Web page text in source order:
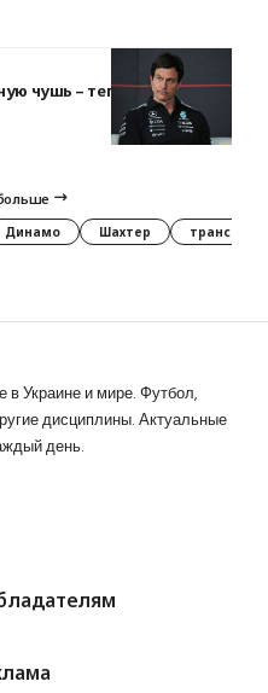
чушь – теперь про
Динамо Шахтер трансферы
в Украине и мире. Футбол,
дисциплины. Актуальные
день.